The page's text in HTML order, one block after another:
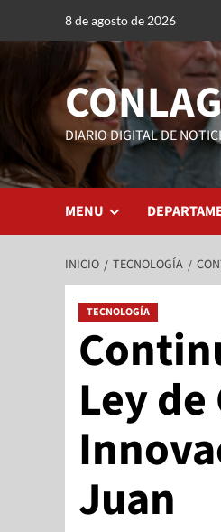
8 de agosto de 2026
DIARIO DIGITAL DE
MENU
INICIO TECNOLOGÍA
TECNOLOGÍA
Ley
Juan